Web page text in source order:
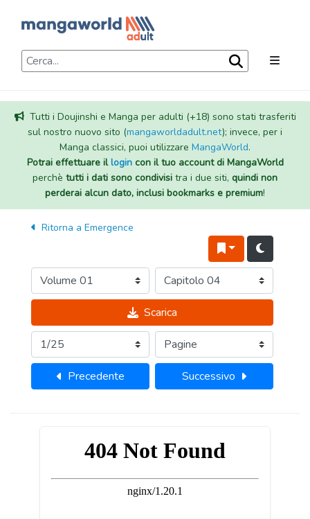
Tutti i Doujinshi e Manga per adulti (+18) sono stati trasferiti
sul nostro nuovo sito (mangaworldadult.net); invece, per i
Manga classici, puoi utilizzare MangaWorld.
Potrai effettuare illogincon il tuo account di MangaWorld
perchè tutti i dati sono condivisi tra i due siti, quindi non
perderai alcun dato, inclusi bookmarks e premium!
Ritorna a Emergence
Scarica
Precedente Successivo